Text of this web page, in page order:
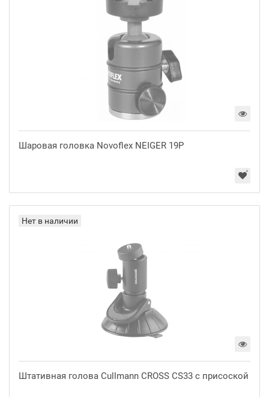
Шаровая головка Novoflex NEIGER 19P
Нет в наличии
Штативная голова Cullmann CROSS CS33 с присоской